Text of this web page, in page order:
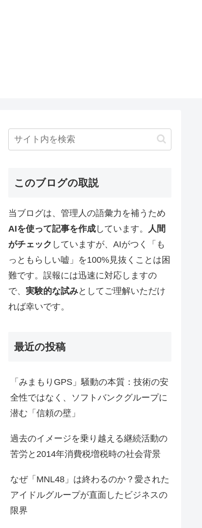
このブログの取説
当ブログは、管理人の語彙力を補うため
AIを使って記事を作成 しています。
人間
がチェック していますが、AIがつく「も
っともらしい嘘」を100%見抜くことは困
難です。誤報には迅速に対応しますの
で、 実験的な試みとしてご理解いただけ
れば幸いです。
最近の投稿
「みまもりGPS」騒動の本質：技術の安
全性ではなく、ソフトバンクグループに
潜む「信頼の壁」
過去のイメージを乗り越える継続活動の
苦労と2014年消費税増税時の社会背景
なぜ「MNL48」は終わるのか？愛された
アイドルグループが直面したビジネスの
限界